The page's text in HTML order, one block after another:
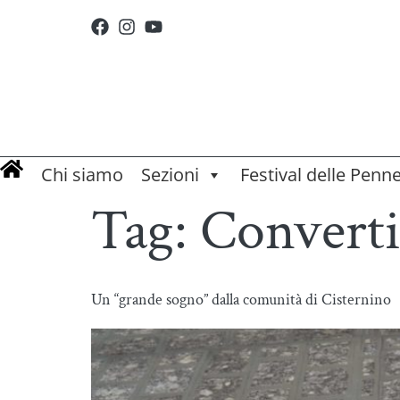
Chi siamo Sezioni Festival delle
Tag:
Un “grande sogno” dalla comunità di Cisternino